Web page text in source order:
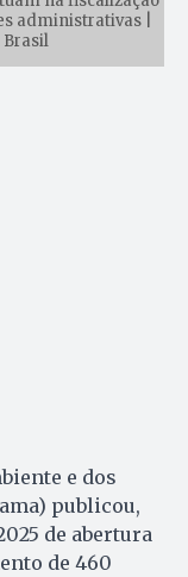
administrativas |
Brasil
e dos
publicou,
de abertura
de 460